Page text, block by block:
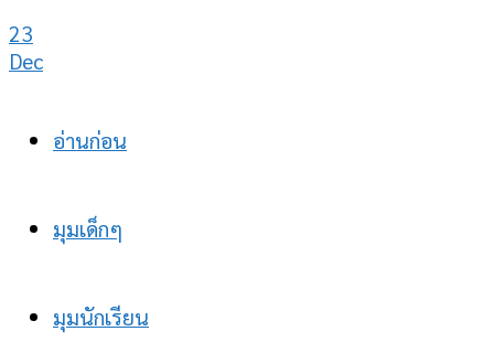
23
Dec
อ่านก่อน
มุมเด็กๆ
มุมนักเรียน